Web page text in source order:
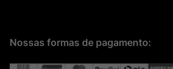
Nossas formas de pagamento: